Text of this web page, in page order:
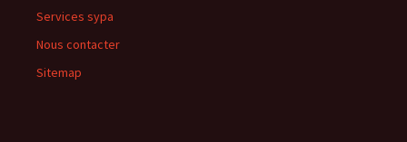
Services sypa
Nous contacter
Sitemap